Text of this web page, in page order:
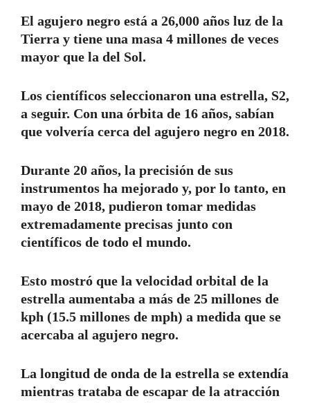
El agujero negro está a 26,000 años luz de la
Tierra y tiene una masa 4 millones de veces
mayor que la del Sol.
Los científicos seleccionaron una estrella, S2,
a seguir. Con una órbita de 16 años, sabían
que volvería cerca del agujero negro en 2018.
Durante 20 años, la precisión de sus
instrumentos ha mejorado y, por lo tanto, en
mayo de 2018, pudieron tomar medidas
extremadamente precisas junto con
científicos de todo el mundo.
Esto mostró que la velocidad orbital de la
estrella aumentaba a más de 25 millones de
kph (15.5 millones de mph) a medida que se
acercaba al agujero negro.
La longitud de onda de la estrella se extendía
mientras trataba de escapar de la atracción